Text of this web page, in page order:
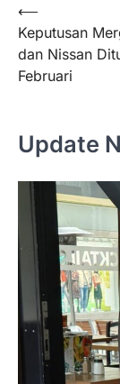
Navigasi
pos
⟵
Keputusan
dan Nissan
Februari
Update